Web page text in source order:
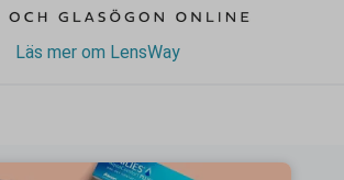
Läs mer om LensWay